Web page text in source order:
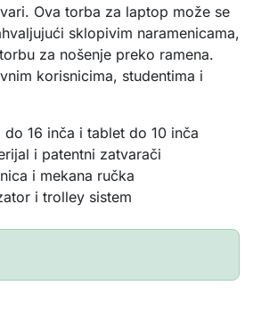
Ova torba za laptop može se
sklopivim naramenicama,
za nošenje preko ramena.
korisnicima, studentima i
16 inča i tablet do 10 inča
i patentni zatvarači
i mekana ručka
i trolley sistem